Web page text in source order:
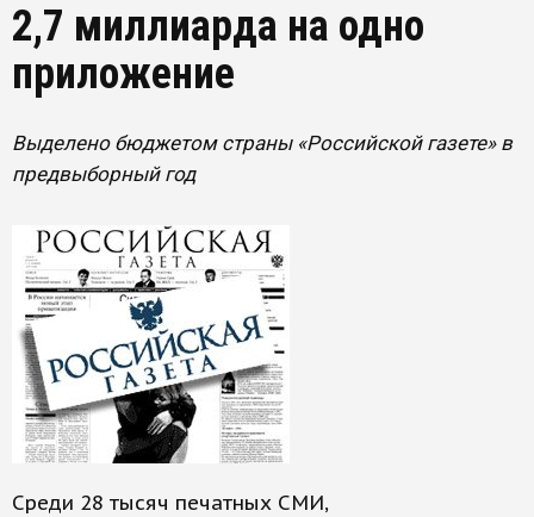
2,7 миллиарда на одно
приложение
Выделено бюджетом страны «Российской газете» в
предвыборный год
Среди 28 тысяч печатных СМИ,